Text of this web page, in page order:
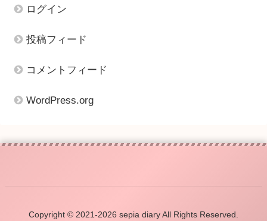
ログイン
投稿フィード
コメントフィード
WordPress.org
Copyright © 2021-2026 sepia diary All Rights Reserved.